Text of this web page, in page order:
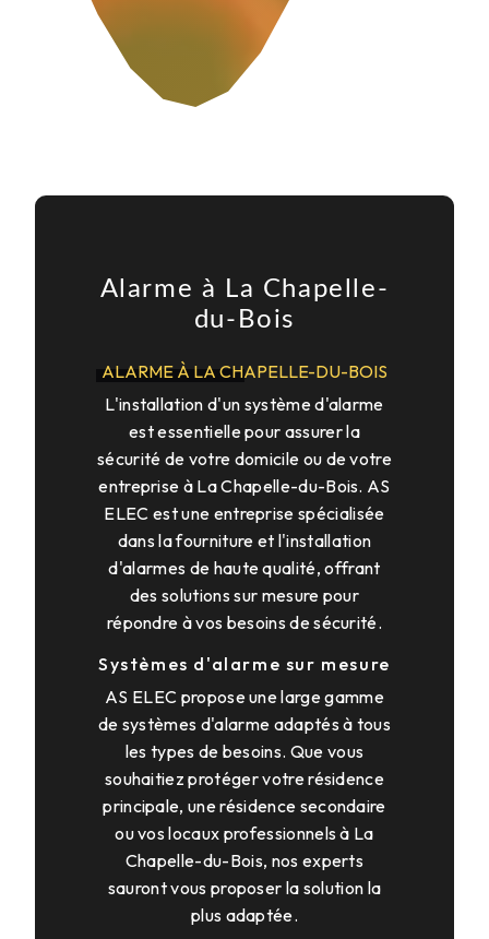
Alarme à La Chapelle-
du-Bois
ALARME À LA CHAPELLE-DU-BOIS
L'installation d'un système d'alarme
est essentielle pour assurer la
sécurité de votre domicile ou de votre
entreprise à La Chapelle-du-Bois. AS
ELEC est une entreprise spécialisée
dans la fourniture et l'installation
d'alarmes de haute qualité, offrant
des solutions sur mesure pour
répondre à vos besoins de sécurité.
Systèmes d'alarme sur mesure
AS ELEC propose une large gamme
de systèmes d'alarme adaptés à tous
les types de besoins. Que vous
souhaitiez protéger votre résidence
principale, une résidence secondaire
ou vos locaux professionnels à La
Chapelle-du-Bois, nos experts
sauront vous proposer la solution la
plus adaptée.